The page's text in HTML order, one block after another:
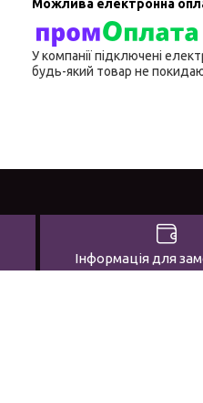
У компанії підключені
будь-який товар не
Інформація для